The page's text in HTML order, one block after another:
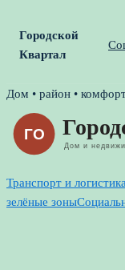
Городской
Квартал
Skip
content
Дом • район •
Транспорт и логистика
зелёные зоны